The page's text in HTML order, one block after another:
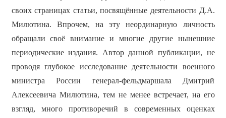
своих страницах статьи, посвящённые деятельности Д.А.
Милютина. Впрочем, на эту неординарную личность
обращали своё внимание и многие другие нынешние
периодические издания. Автор данной публикации, не
проводя глубокое исследование деятельности военного
министра России генерал-фельдмаршала Дмитрий
Алексеевича Милютина, тем не менее встречает, на его
взгляд, много противоречий в современных оценках